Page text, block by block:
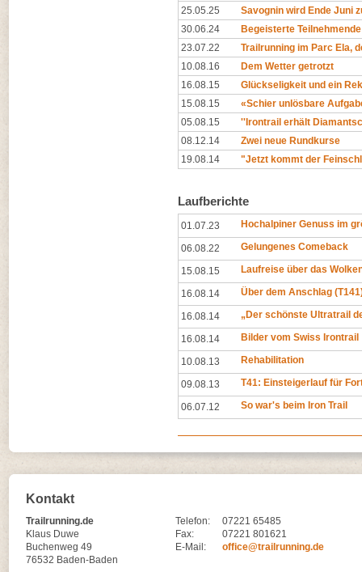
25.05.25
Savognin wird Ende Juni
30.06.24
Begeisterte
23.07.22
Trailrunning im Parc Ela,
10.08.16
Dem Wetter getrotzt
16.08.15
Glückseligkeit und ein
15.08.15
«Schier unlösbare
05.08.15
''Irontrail erhält
08.12.14
Zwei neue Rundkurse
19.08.14
"Jetzt kommt der
Laufberichte
01.07.23 Hochalpiner Genuss im
06.08.22 Gelungenes Comeback
15.08.15 Laufreise über das
16.08.14 Über dem Anschlag
16.08.14 „Der schönste Ultratrail
16.08.14 Bilder vom Swiss Irontrail
10.08.13 Rehabilitation
09.08.13 T41: Einsteigerlauf für
06.07.12 So war's beim Iron Trail
Kontakt
Trailrunning.de
Klaus Duwe
Buchenweg 49
76532 Baden-Baden
Telefon:
07221 65485
Fax:
07221 801621
E-Mail:
office@trailrunning.de